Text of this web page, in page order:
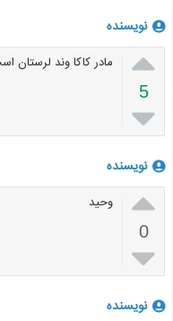
نویسنده

5

مادر کاکا وند لرستان
نویسنده

0

وحید
نویسنده